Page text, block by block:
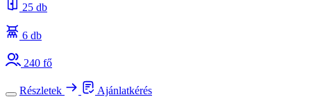
25 db
6 db
240 fő
Részletek Ajánlatkérés